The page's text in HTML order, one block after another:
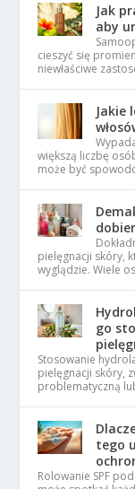
Jak
aby
cieszyć się
niewłaściwe
Jakie
większą liczbę
może być
pielęgnacji skóry,
wyglądzie. Wiele
go
Stosowanie
pielęgnacji skóry,
problematyczną
tego
Rolowanie SPF